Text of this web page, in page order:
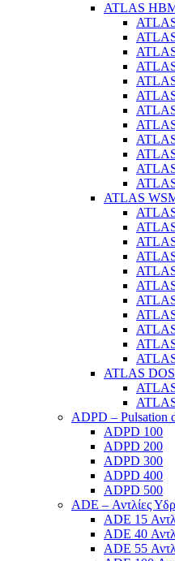
ATLAS
ATLAS
ATLAS DOS
ADPD – Pulsation
ADPD 100
ADPD 200
ADPD 300
ADPD 400
ADPD 500
ADE – Αντλίες
ADE 15
ADE 40
ADE 55